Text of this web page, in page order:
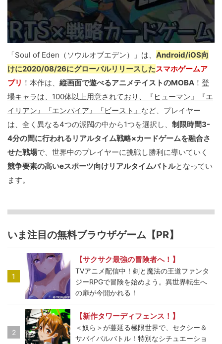
「Soul of Eden（ソウルオブエデン）」は、 Android/iOS向
けに2020/08/26にグローバルリリースしたスマホゲームア
プリ ！本作は、 縦画面で遊べるアニメテイストのMOBA ！ 登
場キャラは、100体以上用意されており、『ヒューマン』『エ
イリアン』『エンパイア』『ビースト』 など、プレイヤー
は、全く異なる4つの派閥の中から1つを選択し、 制限時間3-
4分の間に行われるリアルタイム戦略×カードゲームを融合さ
せた戦場で、世界中のプレイヤーに挑戦し勝利に導いていく
競争要素の高いeスポーツ向けリアルタイムバトルとなってい
ます。
いま注目の無料ブラウザゲーム【PR】
1
【サクサク最強の冒険者へ！】
TVアニメ配信中！剣と魔法の王道ファンタ
ジーRPGで冒険を始めよう。異世界転生へ
の扉が今開かれる！
2
【新作タワーディフェンス！】
＜奴ら＞が蔓延る極限世界で、セクシー＆
サバイバルバトル！特別なシチュエーショ